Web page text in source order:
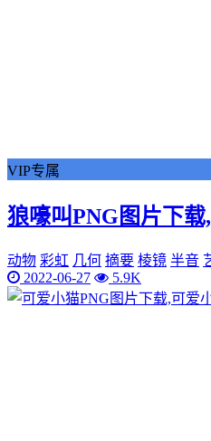
VIP专属
狼嚎叫PNG图片下
动物 彩虹 几何 摘要 棱镜 半音
2022-06-27
5.9K